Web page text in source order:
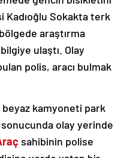
Kadıoğlu Sokakta terk
araştırma
ulaştı. Olay
polis, aracı bulmak
kamyoneti park
olay yerinde
sahibinin polise